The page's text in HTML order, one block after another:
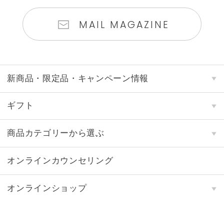
MAIL MAGAZINE
新商品・限定品・キャンペーン情報
ギフト
商品カテゴリーから選ぶ
オンラインカウンセリング
オンラインショップ